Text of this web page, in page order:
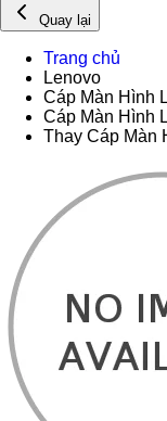
Quay lại
Trang chủ
Lenovo
Cáp Màn Hình
Cáp Màn Hình
Thay Cáp Màn